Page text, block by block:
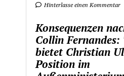
Hinterlasse einen Kommentar
Konsequenzen
Collin
bietet Christian
Position im